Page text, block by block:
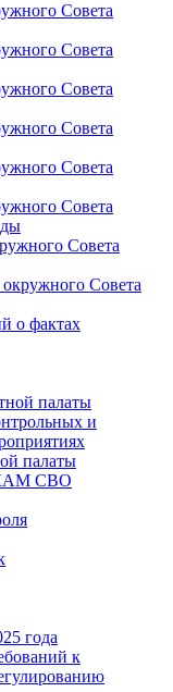
Совета
Совета
Совета
Совета
Совета
Совета
Совета
Совета
о фактах
палаты
и
палаты
СВО
года
к